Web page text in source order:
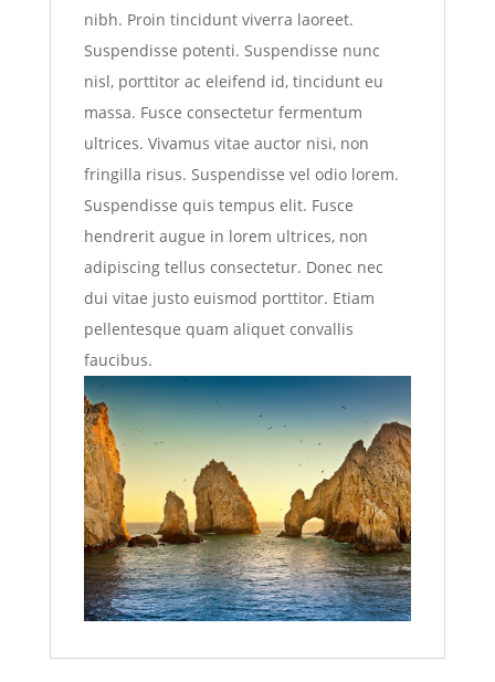
nibh. Proin tincidunt viverra laoreet.
Suspendisse potenti. Suspendisse nunc
nisl, porttitor ac eleifend id, tincidunt eu
massa. Fusce consectetur fermentum
ultrices. Vivamus vitae auctor nisi, non
fringilla risus. Suspendisse vel odio lorem.
Suspendisse quis tempus elit. Fusce
hendrerit augue in lorem ultrices, non
adipiscing tellus consectetur. Donec nec
dui vitae justo euismod porttitor. Etiam
pellentesque quam aliquet convallis
faucibus.